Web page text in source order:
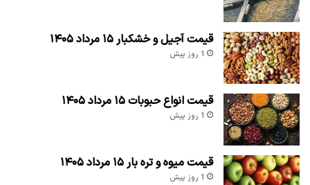
قیمت آجیل و خشکبار ۱۵ مرداد ۱۴۰۵
1 روز پیش
قیمت انواع حبوبات ۱۵ مرداد ۱۴۰۵
1 روز پیش
قیمت میوه و تره بار ۱۵ مرداد ۱۴۰۵
1 روز پیش